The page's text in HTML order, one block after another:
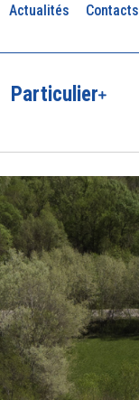
Actualités Contacts
Particulier